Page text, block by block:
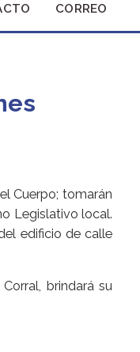
CORREO
Cuerpo; tomarán
Legislativo local.
edificio de calle
brindará su